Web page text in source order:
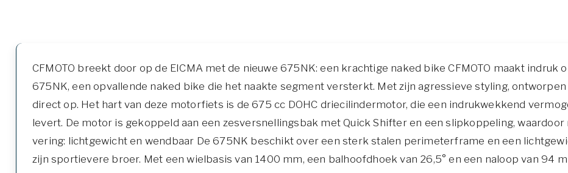
CFMOTO breekt door op de EICMA met de nieuwe 675NK: een krachtige naked bike CFMOTO maakt indruk
675NK, een opvallende naked bike die het naakte segment versterkt. Met zijn agressieve styling,
direct op. Het hart van deze motorfiets is de 675 cc DOHC driecilindermotor, die een indrukwekkend
levert. De motor is gekoppeld aan een zesversnellingsbak met Quick Shifter en een slipkoppeling,
vering: lichtgewicht en wendbaar De 675NK beschikt over een sterk stalen perimeterframe en een
zijn sportievere broer. Met een wielbasis van 1400 mm, een balhoofdhoek van 26,5° en een naloop van 94